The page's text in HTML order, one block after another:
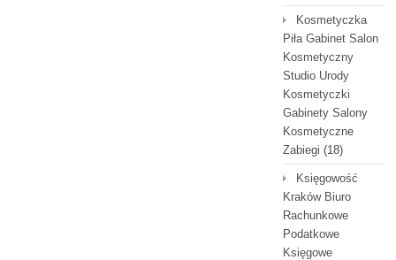
Kosmetyczka
Piła Gabinet Salon
Kosmetyczny
Studio Urody
Kosmetyczki
Gabinety Salony
Kosmetyczne
Zabiegi (18)
Księgowość
Kraków Biuro
Rachunkowe
Podatkowe
Księgowe